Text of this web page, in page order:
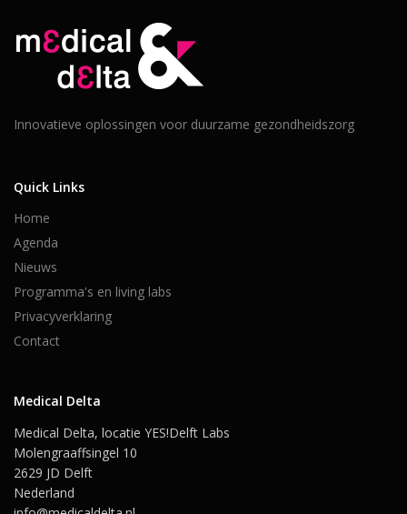
Innovatieve oplossingen voor duurzame gezondheidszorg
Quick Links
Home
Agenda
Nieuws
Programma's en living labs
Privacyverklaring
Contact
Medical Delta
Medical Delta, locatie YES!Delft Labs
Molengraaffsingel 10
2629 JD Delft
Nederland